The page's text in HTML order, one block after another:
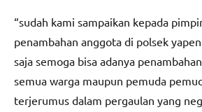
“sudah kami sampaikan kepada
penambahan anggota di polsek
saja semoga bisa adanya
semua warga maupun pemuda
terjerumus dalam pergaulan yang